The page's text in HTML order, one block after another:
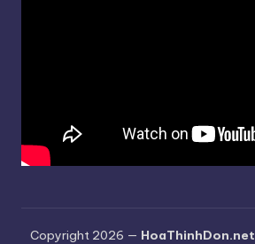
Copyright 2026 — HoaThinhDon.net